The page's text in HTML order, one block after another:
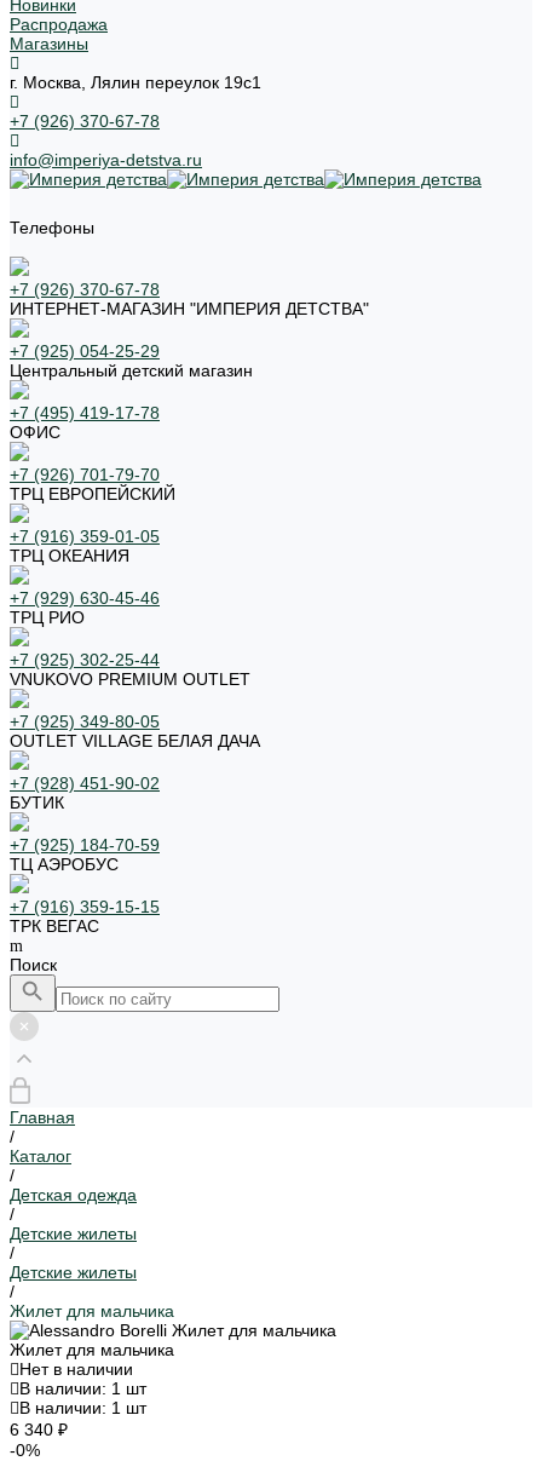
Новинки
Распродажа
Магазины
г. Москва, Лялин переулок 19с1
+7 (926) 370-67-78
info@imperiya-detstva.ru
Телефоны
+7 (926) 370-67-78
ИНТЕРНЕТ-МАГАЗИН "ИМПЕРИЯ ДЕТСТВА"
+7 (925) 054-25-29
Центральный детский магазин
+7 (495) 419-17-78
ОФИС
+7 (926) 701-79-70
ТРЦ ЕВРОПЕЙСКИЙ
+7 (916) 359-01-05
ТРЦ ОКЕАНИЯ
+7 (929) 630-45-46
ТРЦ РИО
+7 (925) 302-25-44
VNUKOVO PREMIUM OUTLET
+7 (925) 349-80-05
OUTLET VILLAGE БЕЛАЯ ДАЧА
+7 (928) 451-90-02
БУТИК
+7 (925) 184-70-59
ТЦ АЭРОБУС
+7 (916) 359-15-15
ТРК ВЕГАС
Поиск
Главная
/
Каталог
/
Детская одежда
/
Детские жилеты
/
Детские жилеты
/
Жилет для мальчика
Жилет для мальчика
Нет в наличии
В наличии: 1 шт
В наличии: 1 шт
6 340 ₽
-0%